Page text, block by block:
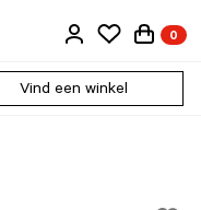
0
Vind een winkel